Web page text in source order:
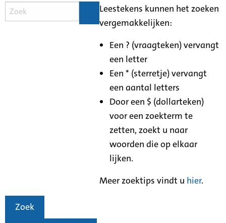
Leestekens kunnen het zoeken
vergemakkelijken:
Een ? (vraagteken) vervangt
een letter
Een * (sterretje) vervangt
een aantal letters
Door een $ (dollarteken)
voor een zoekterm te
zetten, zoekt u naar
woorden die op elkaar
lijken.
Meer zoektips vindt u hier.
Zoek